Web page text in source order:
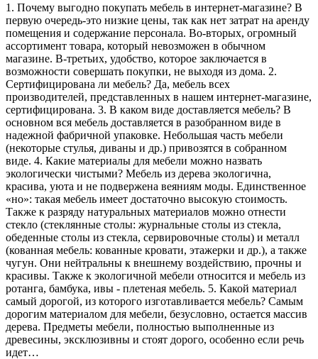
1. Почему выгодно покупать мебель в интернет-магазине? В
первую очередь-это низкие цены, так как нет затрат на аренду
помещения и содержание персонала. Во-вторых, огромный
ассортимент товара, который невозможен в обычном
магазине. В-третьих, удобство, которое заключается в
возможности совершать покупки, не выходя из дома. 2.
Сертифицирована ли мебель? Да, мебель всех
производителей, представленных в нашем интернет-магазине,
сертифицирована. 3. В каком виде доставляется мебель? В
основном вся мебель доставляется в разобранном виде в
надежной фабричной упаковке. Небольшая часть мебели
(некоторые стулья, диваны и др.) привозятся в собранном
виде. 4. Какие материалы для мебели можно назвать
экологически чистыми? Мебель из дерева экологична,
красива, уюта и не подвержена веяниям моды. Единственное
«но»: такая мебель имеет достаточно высокую стоимость.
Также к разряду натуральных материалов можно отнести
стекло (стеклянные столы: журнальные столы из стекла,
обеденные столы из стекла, сервировочные столы) и металл
(кованная мебель: кованные кровати, этажерки и др.), а также
чугун. Они нейтральны к внешнему воздействию, прочны и
красивы. Также к экологичной мебели относится и мебель из
ротанга, бамбука, ивы - плетеная мебель. 5. Какой материал
самый дорогой, из которого изготавливается мебель? Самым
дорогим материалом для мебели, безусловно, остается массив
дерева. Предметы мебели, полностью выполненные из
древесины, эксклюзивны и стоят дорого, особенно если речь
идет…